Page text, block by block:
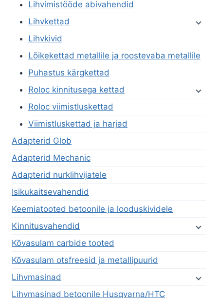
Lihvimistööde abivahendid
Lihvkettad
Lihvkivid
Lõikekettad metallile ja roostevaba metallile
Puhastus kärgkettad
Roloc kinnitusega kettad
Roloc viimistluskettad
Viimistluskettad ja harjad
Adapterid Glob
Adapterid Mechanic
Adapterid nurklihvijatele
Isikukaitsevahendid
Keemiatooted betoonile ja looduskividele
Kinnitusvahendid
Kõvasulam carbide tooted
Kõvasulam otsfreesid ja metallipuurid
Lihvmasinad
Lihvmasinad betoonile Husqvarna/HTC